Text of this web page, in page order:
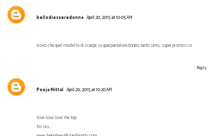
bellodiesseredonna April 20, 2015 at 10:05 AM
trovo che quel modello di scarpe su quei pantaloni donino tantissimo, super promosso
Reply
Pooja Mittal April 20, 2015 at 10:20 AM
love love love the top
Kisses,